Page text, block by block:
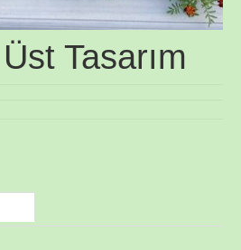
Tasarım